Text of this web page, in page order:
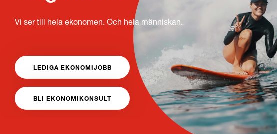
Vi ser till hela ekonomen. Och hela människan.
LEDIGA EKONOMIJOBB
BLI EKONOMIKONSULT